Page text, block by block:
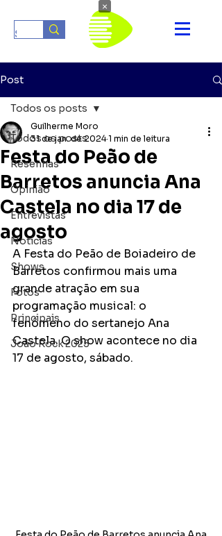
Post
Todos os posts
Resenhas
Opinião
Entrevistas
Notícias
Shows
Fotos
Principais
João Rock 2025
Todos os posts
Festa do Peão de
Barretos anuncia Ana
Castela no dia 17 de
agosto
Guilherme Moro
31 de jan. de 2024 1 min de leitura
A Festa do Peão de Boiadeiro de
Barretos confirmou mais uma
grande atração em sua
programação musical: o
fenômeno do sertanejo Ana
Castela. O show acontece no dia
17 de agosto, sábado.
×